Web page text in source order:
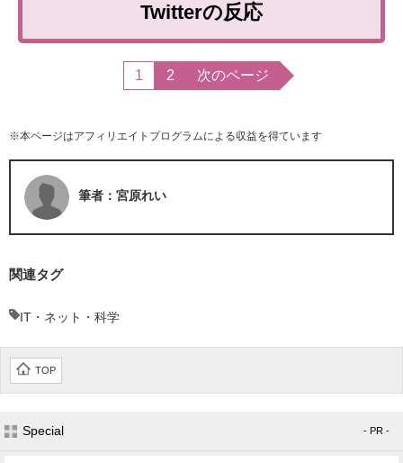
Twitterの反応
1 2 次のページ
※本ページはアフィリエイトプログラムによる収益を得ています
筆者：宮原れい
関連タグ
IT・ネット・科学
TOP
Special - PR -